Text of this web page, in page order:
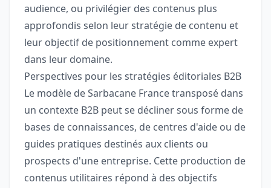
audience, ou privilégier des contenus plus
approfondis selon leur stratégie de contenu et
leur objectif de positionnement comme expert
dans leur domaine.
Perspectives pour les stratégies éditoriales B2B
Le modèle de Sarbacane France transposé dans
un contexte B2B peut se décliner sous forme de
bases de connaissances, de centres d'aide ou de
guides pratiques destinés aux clients ou
prospects d'une entreprise. Cette production de
contenus utilitaires répond à des objectifs